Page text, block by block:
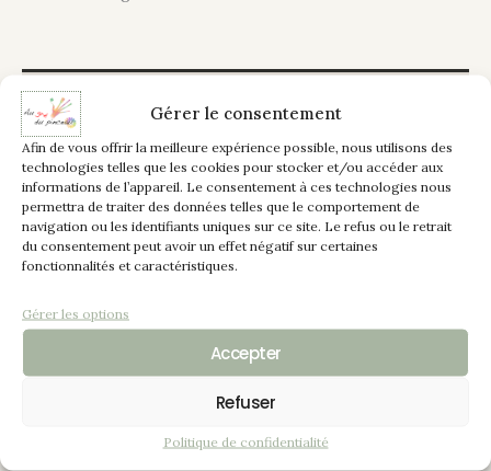
Gérer le consentement
Afin de vous offrir la meilleure expérience possible, nous utilisons des
technologies telles que les cookies pour stocker et/ou accéder aux
informations de l’appareil. Le consentement à ces technologies nous
permettra de traiter des données telles que le comportement de
navigation ou les identifiants uniques sur ce site. Le refus ou le retrait
du consentement peut avoir un effet négatif sur certaines
fonctionnalités et caractéristiques.
Gérer les options
Accepter
Refuser
Politique de confidentialité
Description
Informations complémentaires
Un petit chevet plein de charme et d’authenticité de
style Louis XVI en noyer relooké tout en respectant son
style.
“craie”, les rainures des pieds, les arêtes, contours ont été
patinés en marron pour apporter un aspect légèrement
vieilli. Le marbre en parfait état a été conservé.
boutons en laiton et porcelaine blanche.